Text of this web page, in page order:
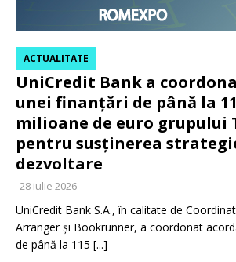
UniCredit Bank a
unei finanțări de până la
milioane de euro grupului
pentru susținerea
dezvoltare
ACTUALITATE
28 iulie 2026
UniCredit Bank S.A., în calitate de
Arranger și Bookrunner, a coordonat
de până la 115 [...]